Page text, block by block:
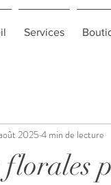
Services
20254 min de lecture